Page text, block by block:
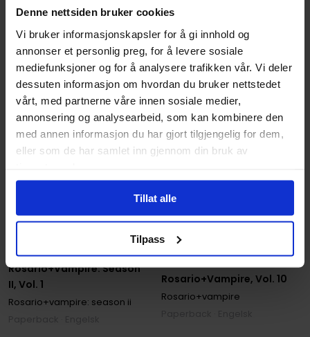
Denne nettsiden bruker cookies
Vi bruker informasjonskapsler for å gi innhold og
annonser et personlig preg, for å levere sosiale
mediefunksjoner og for å analysere trafikken vår. Vi deler
dessuten informasjon om hvordan du bruker nettstedet
vårt, med partnerne våre innen sosiale medier,
annonsering og analysearbeid, som kan kombinere den
med annen informasjon du har gjort tilgjengelig for dem,
eller som de har samlet inn gjennom din bruk av
Tillat alle
Tilpass
Rosario+Vampire: Season
II, Vol. 1
Akihisa Ikeda
Rosario+vampire: season ii
Rosario+Vampire, Vol. 10
Rosario+vampire
Ikke på nettlager